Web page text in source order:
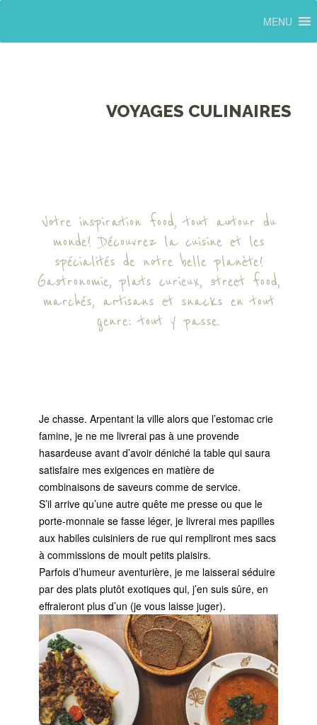
MENU
VOYAGES CULINAIRES
Votre inspiration food, tout autour du
monde! Découvrez la cuisine et les
spécialités de notre belle planète!
Gastronomie, plats curieux, street food,
marchés, artisans et snacks en tout
genre: tout y passe.
Je chasse. Arpentant la ville alors que l’estomac crie
famine, je ne me livrerai pas à une provende
hasardeuse avant d’avoir déniché la table qui saura
satisfaire mes exigences en matière de
combinaisons de saveurs comme de service.
S’il arrive qu’une autre quête me presse ou que le
porte-monnaie se fasse léger, je livrerai mes papilles
aux habiles cuisiniers de rue qui rempliront mes sacs
à commissions de moult petits plaisirs.
Parfois d’humeur aventurière, je me laisserai séduire
par des plats plutôt exotiques qui, j’en suis sûre, en
effraieront plus d’un (je vous laisse juger).